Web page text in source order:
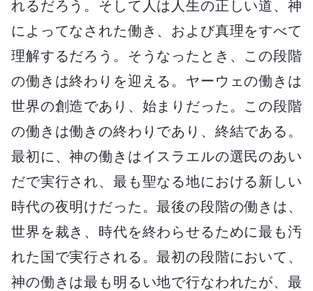
れるだろう。そして人は人生の正しい道、神
によってなされた働き、および真理をすべて
理解するだろう。そうなったとき、この段階
の働きは終わりを迎える。ヤーウェの働きは
世界の創造であり、始まりだった。この段階
の働きは働きの終わりであり、終結である。
最初に、神の働きはイスラエルの選民のあい
だで実行され、最も聖なる地における新しい
時代の夜明けだった。最後の段階の働きは、
世界を裁き、時代を終わらせるために最も汚
れた国で実行される。最初の段階において、
神の働きは最も明るい地で行なわれたが、最